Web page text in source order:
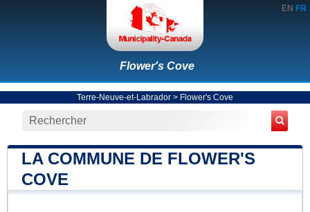
EN FR
Flower's Cove
Terre-Neuve-et-Labrador > Flower's Cove
LA COMMUNE DE FLOWER'S
COVE